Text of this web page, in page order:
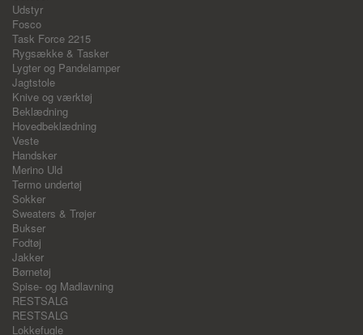
Udstyr
Fosco
Task Force 2215
Rygsække & Tasker
Lygter og Pandelamper
Jagtstole
Knive og værktøj
Beklædning
Hovedbeklædning
Veste
Handsker
Merino Uld
Termo undertøj
Sokker
Sweaters & Trøjer
Bukser
Fodtøj
Jakker
Børnetøj
Spise- og Madlavning
RESTSALG
RESTSALG
Lokkefugle